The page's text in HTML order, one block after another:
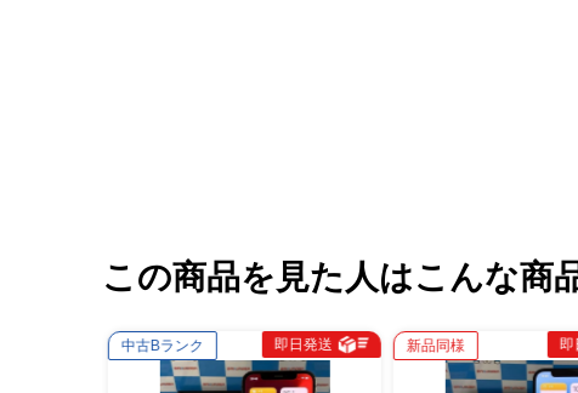
この商品を見た人はこんな商
即日発送 新品同様 即日発送 ジ